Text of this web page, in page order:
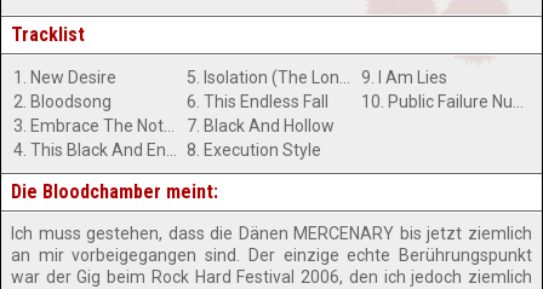
Tracklist
1. New Desire
2. Bloodsong
6. This Endless Fall
7. Black And Hollow
8. Execution Style
9. I Am Lies
Die Bloodchamber meint:
Ich muss gestehen, dass die Dänen MERCENARY bis jetzt ziemlich
an mir vorbeigegangen sind. Der einzige echte Berührungspunkt
war der Gig beim Rock Hard Festival 2006, den ich jedoch ziemlich